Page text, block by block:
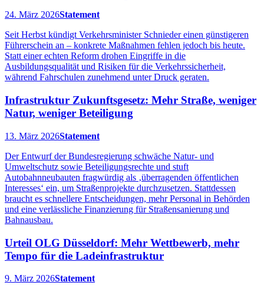
24. März 2026Statement
Seit Herbst kündigt Verkehrsminister Schnieder einen günstigeren
Führerschein an – konkrete Maßnahmen fehlen jedoch bis heute.
Statt einer echten Reform drohen Eingriffe in die
Ausbildungsqualität und Risiken für die Verkehrssicherheit,
während Fahrschulen zunehmend unter Druck geraten.
Infrastruktur Zukunftsgesetz: Mehr Straße, weniger
Natur, weniger Beteiligung
13. März 2026Statement
Der Entwurf der Bundesregierung schwäche Natur- und
Umweltschutz sowie Beteiligungsrechte und stuft
Autobahnneubauten fragwürdig als ‚überragenden öffentlichen
Interesses‘ ein, um Straßenprojekte durchzusetzen. Stattdessen
braucht es schnellere Entscheidungen, mehr Personal in Behörden
und eine verlässliche Finanzierung für Straßensanierung und
Bahnausbau.
Urteil OLG Düsseldorf: Mehr Wettbewerb, mehr
Tempo für die Ladeinfrastruktur
9. März 2026Statement